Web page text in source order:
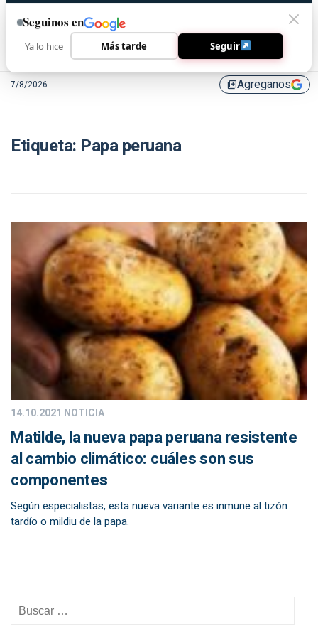
7/8/2026 library_addAgreganos
Etiqueta: Papa peruana
14.10.2021 NOTICIA
Matilde, la nueva papa peruana resistente
al cambio climático: cuáles son sus
componentes
Según especialistas, esta nueva variante es inmune al tizón
tardío o mildiu de la papa.
Seguinos en
Ya lo hice Más tarde Seguir